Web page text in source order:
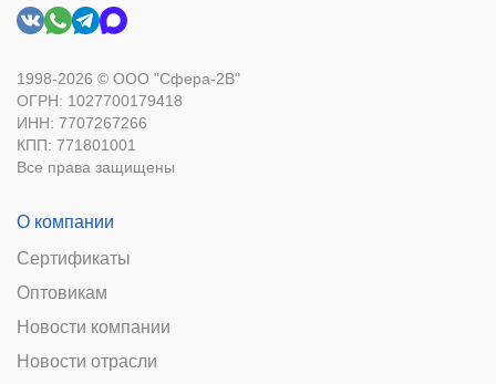
1998-2026 © ООО "Сфера-2В"
ОГРН: 1027700179418
ИНН: 7707267266
КПП: 771801001
Все права защищены
О компании
Сертификаты
Оптовикам
Новости компании
Новости отрасли